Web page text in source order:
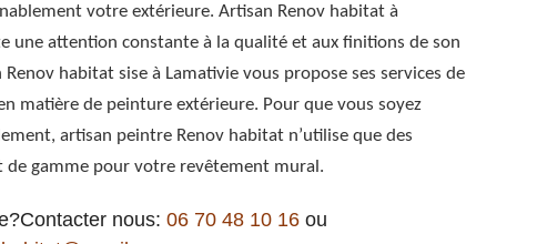
votre extérieure. Artisan Renov habitat à
une attention constante à la qualité et aux finitions de son
habitat sise à Lamativie vous propose ses services de
matière de peinture extérieure. Pour que vous soyez
artisan peintre Renov habitat n’utilise que des
de gamme pour votre revêtement mural.
nous: 06 70 48 10 16 ou